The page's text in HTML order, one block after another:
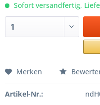
Sofort versandfertig,
Merken
Artikel-Nr.: